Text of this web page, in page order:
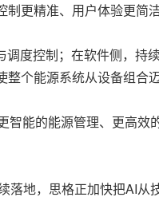
更精准、用户体验更简洁
度控制；在软件侧，持
个能源系统从设备组合
能的能源管理、更高
地，思格正加快把AI从